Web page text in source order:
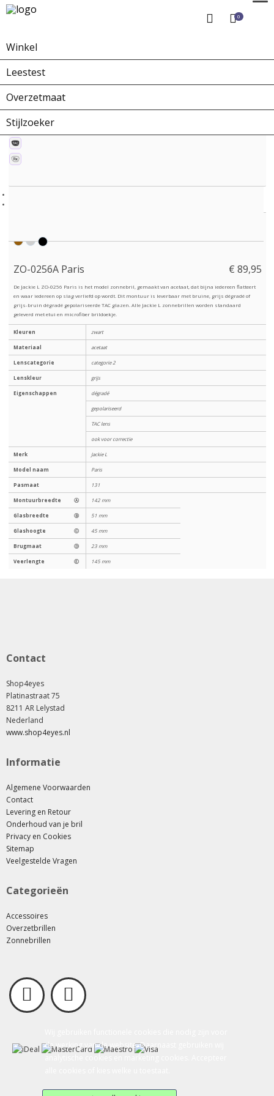
de werking van de website. Daarnaast gebruiken wij
0
Winkel
Leestest
Overzetmaat
Stijlzoeker
Home Winkel
ZO-0256A Paris € 89,95
De Jackie L ZO-0256 Paris is het model zonnebril, gemaakt van acetaat, dat bijna iedereen flatteert
en waar iedereen op slag verliefd op wordt. Dit montuur is leverbaar met bruine, grijs dégradé of
grijs-bruin dégradé gepolariseerde TAC glazen. Alle Jackie L zonnebrillen worden standaard
geleverd met etui en microfiber brildoekje.
Kleuren zwart
Materiaal acetaat
Lenscategorie categorie 2
Lenskleur grijs
Eigenschappen dégradé
gepolariseerd
TAC lens
ook voor correctie
Merk Jackie L
Model naam Paris
Pasmaat 131
Montuurbreedte Ⓐ 142 mm
Glasbreedte Ⓑ 51 mm
Glashoogte Ⓒ 45 mm
Brugmaat Ⓓ 23 mm
Veerlengte Ⓔ 145 mm
Contact
Shop4eyes
Platinastraat 75
8211 AR Lelystad
Nederland
www.shop4eyes.nl
Informatie
Algemene Voorwaarden
Contact
Levering en Retour
Onderhoud van je bril
Privacy en Cookies
Sitemap
Veelgestelde Vragen
Categorieën
Accessoires
Overzetbrillen
Zonnebrillen